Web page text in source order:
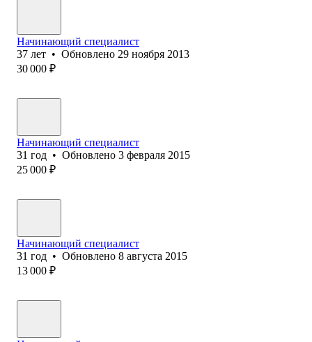
Начинающий специалист
37 лет • Обновлено 29 ноября 2013
30 000 ₽
Начинающий специалист
31 год • Обновлено 3 февраля 2015
25 000 ₽
Начинающий специалист
31 год • Обновлено 8 августа 2015
13 000 ₽